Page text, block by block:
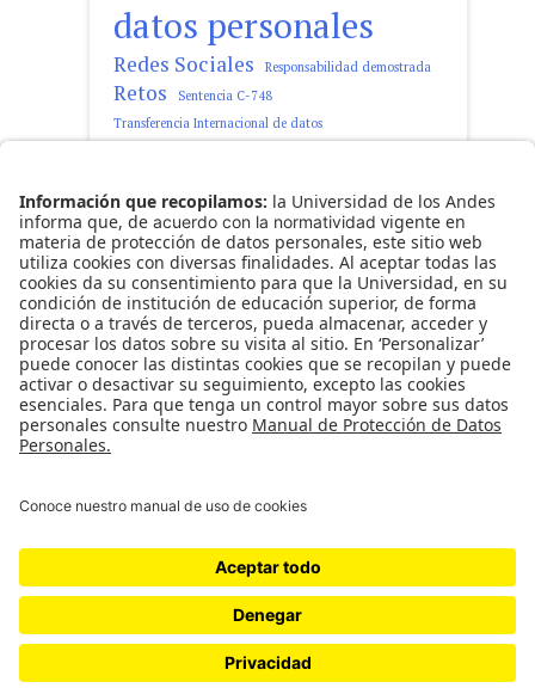
datos personales
Redes Sociales Responsabilidad demostrada
Retos
Sentencia C-748
Transferencia Internacional de datos
Observatorio Ciro Angarita Barón -
Universidad de los Andes | Vigilada Mineducación
del 30 de mayo de 1964.
Reconocimiento personería jurídica: Resolución
28 del 23 de febrero de 1949 Minjusticia.
Proudly powered by WordPress|
Theme: x-magazine by